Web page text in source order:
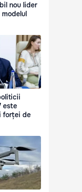
nou lider
este
forței de